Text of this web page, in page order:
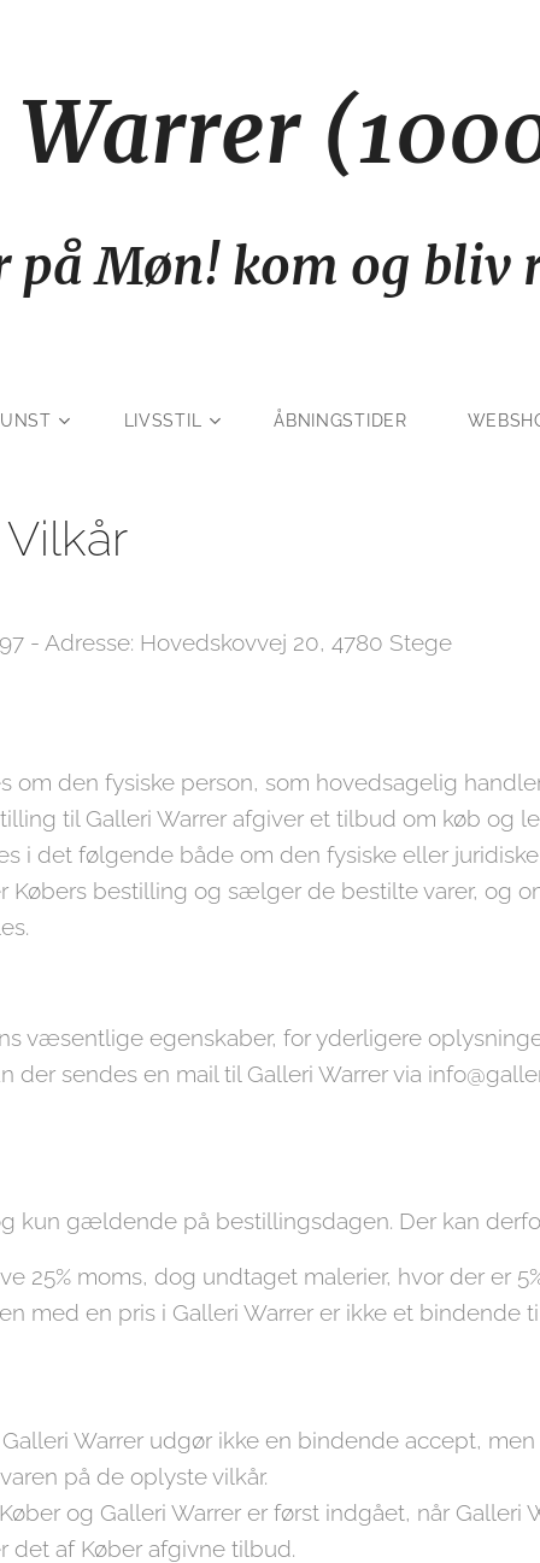
Warrer
på Møn! kom og bliv
LIVSSTIL ÅBNINGSTIDER
- Adresse: Hovedskovvej 20, 4780 Stege
om den fysiske person, som hovedsagelig
til Galleri Warrer afgiver et tilbud om køb og
i det følgende både om den fysiske eller
bestilling og sælger de bestilte varer, og
væsentlige egenskaber, for yderligere
der sendes en mail til Galleri Warrer via
kun gældende på bestillingsdagen. Der kan
25% moms, dog undtaget malerier, hvor der er
med en pris i Galleri Warrer er ikke et bindende
Warrer udgør ikke en bindende accept,
på de oplyste vilkår.
og Galleri Warrer er først indgået, når Galleri
af Køber afgivne tilbud.